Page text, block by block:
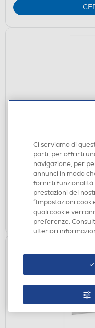
500ML-Rosa chiaro
DISPONIBILE SOLO IN
Acquisto online:non
Ritiro in negozio in
Ci serviamo di
parti, per offrirti
navigazione, per
annunci in modo
fornirti funzionalità
prestazioni del
“Impostazioni
quali cookie
preferenze.
ulteriori